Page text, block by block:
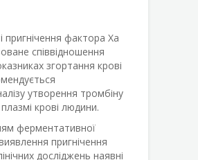
пригнічення фактора Ха
співвідношення
згортання крові
утворення тромбіну
крові людини.
ферментативної
пригнічення
досліджень наявні